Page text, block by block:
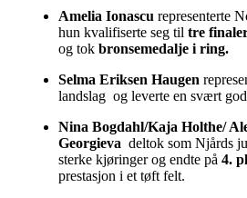
Amelia Ionascu representerte
hun kvalifiserte seg til tre
og tok bronsemedalje i ring.
Selma Eriksen Haugen
landslag og leverte en svært god
Nina Bogdahl/Kaja Holthe/
Georgieva deltok som Njårds
sterke kjøringer og endte på 4.
prestasjon i et tøft felt.